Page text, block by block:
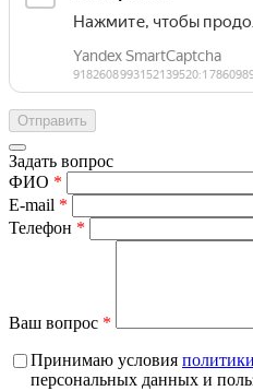
Задать вопрос
ФИО *
E-mail *
Телефон *
Ваш вопрос *
Принимаю условия политики
персональных данных и